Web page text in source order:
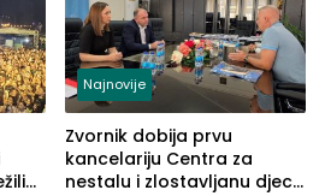
Najnovije
Zvornik dobija prvu
kancelariju Centra za
nestalu i zlostavljanu djecu